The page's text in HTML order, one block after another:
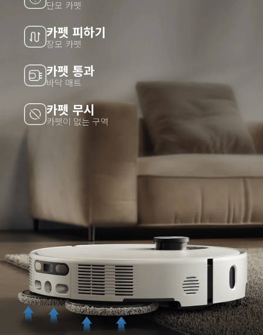
단모 카펫
카펫 피하기
장모 카펫
카펫 통과
바닥 매트
카펫 무시
카펫이 없는 구역